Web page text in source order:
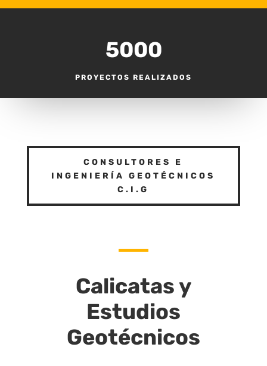
5000
PROYECTOS REALIZADOS
CONSULTORES E
INGENIERÍA GEOTÉCNICOS
C.I.G
Calicatas y
Estudios
Geotécnicos